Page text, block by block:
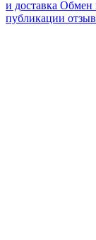
и доставка Обмен
публикации